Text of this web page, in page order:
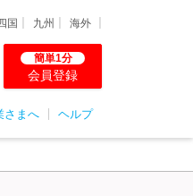
国 九州 海外
簡単1分
会員登録
さまへ ヘルプ